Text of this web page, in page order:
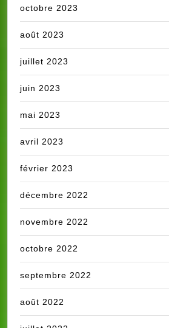
octobre 2023
août 2023
juillet 2023
juin 2023
mai 2023
avril 2023
février 2023
décembre 2022
novembre 2022
octobre 2022
septembre 2022
août 2022